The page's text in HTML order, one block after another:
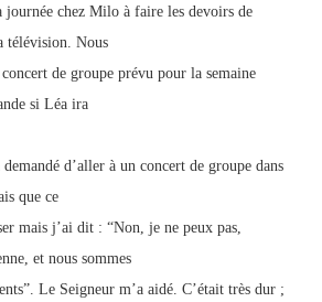
journée chez Milo à faire les devoirs de
télévision. Nous
de groupe prévu pour la semaine
si Léa ira
d’aller à un concert de groupe dans
que ce
mais j’ai dit : “Non, je ne peux pas,
et nous sommes
Le Seigneur m’a aidé. C’était très dur ;